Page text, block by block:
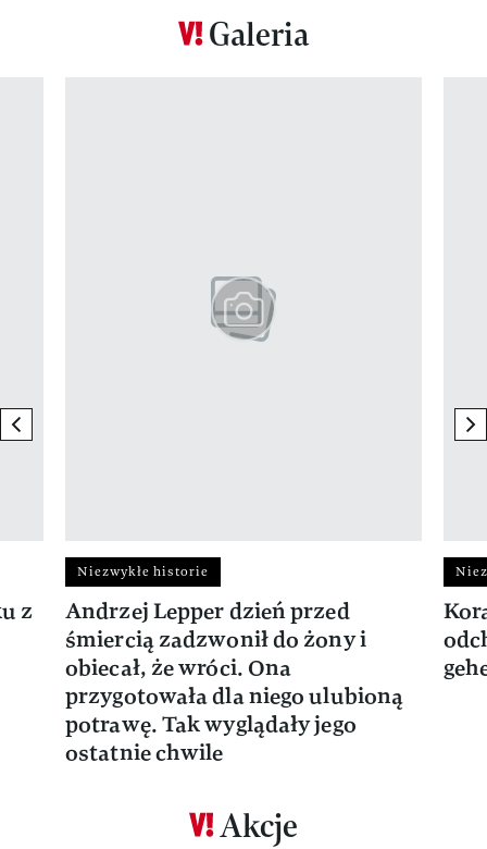
Galeria
previous element
z
Niezwykłe historie
Andrzej Lepper dzień przed
śmiercią zadzwonił do żony i
obiecał, że wróci. Ona
przygotowała dla niego ulubioną
potrawę. Tak wyglądały jego
ostatnie chwile
Akcje